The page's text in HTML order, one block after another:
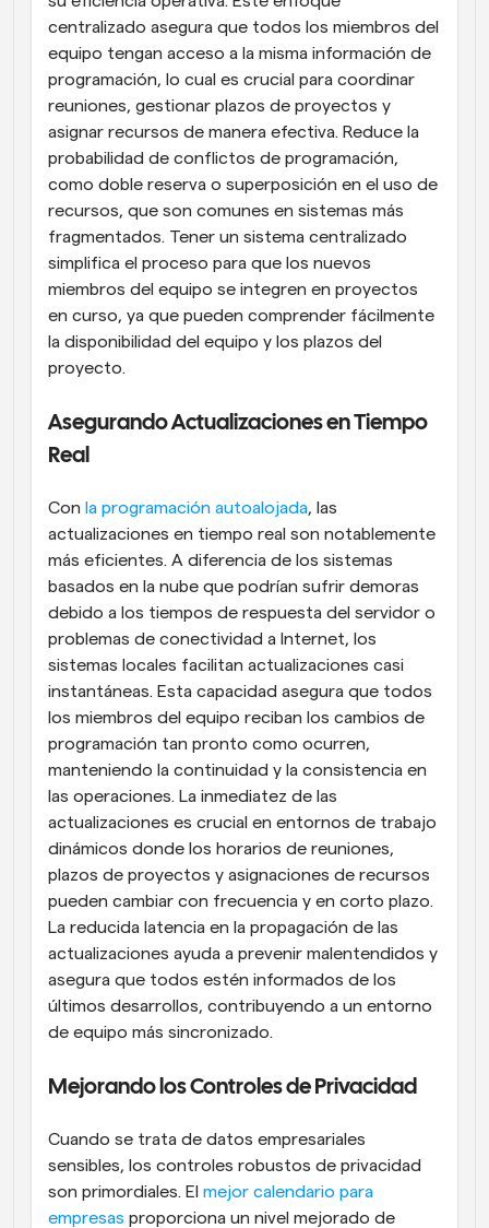
centralizado asegura que todos los miembros del
equipo tengan acceso a la misma información de
programación, lo cual es crucial para coordinar
reuniones, gestionar plazos de proyectos y
asignar recursos de manera efectiva. Reduce la
probabilidad de conflictos de programación,
como doble reserva o superposición en el uso de
recursos, que son comunes en sistemas más
fragmentados. Tener un sistema centralizado
simplifica el proceso para que los nuevos
miembros del equipo se integren en proyectos
en curso, ya que pueden comprender fácilmente
la disponibilidad del equipo y los plazos del
proyecto.
Asegurando Actualizaciones en Tiempo
Real
Con la programación autoalojada, las
actualizaciones en tiempo real son notablemente
más eficientes. A diferencia de los sistemas
basados en la nube que podrían sufrir demoras
debido a los tiempos de respuesta del servidor o
problemas de conectividad a Internet, los
sistemas locales facilitan actualizaciones casi
instantáneas. Esta capacidad asegura que todos
los miembros del equipo reciban los cambios de
programación tan pronto como ocurren,
manteniendo la continuidad y la consistencia en
las operaciones. La inmediatez de las
actualizaciones es crucial en entornos de trabajo
dinámicos donde los horarios de reuniones,
plazos de proyectos y asignaciones de recursos
pueden cambiar con frecuencia y en corto plazo.
La reducida latencia en la propagación de las
actualizaciones ayuda a prevenir malentendidos y
asegura que todos estén informados de los
últimos desarrollos, contribuyendo a un entorno
de equipo más sincronizado.
Mejorando los Controles de Privacidad
Cuando se trata de datos empresariales
sensibles, los controles robustos de privacidad
son primordiales. El mejor calendario para
empresas proporciona un nivel mejorado de